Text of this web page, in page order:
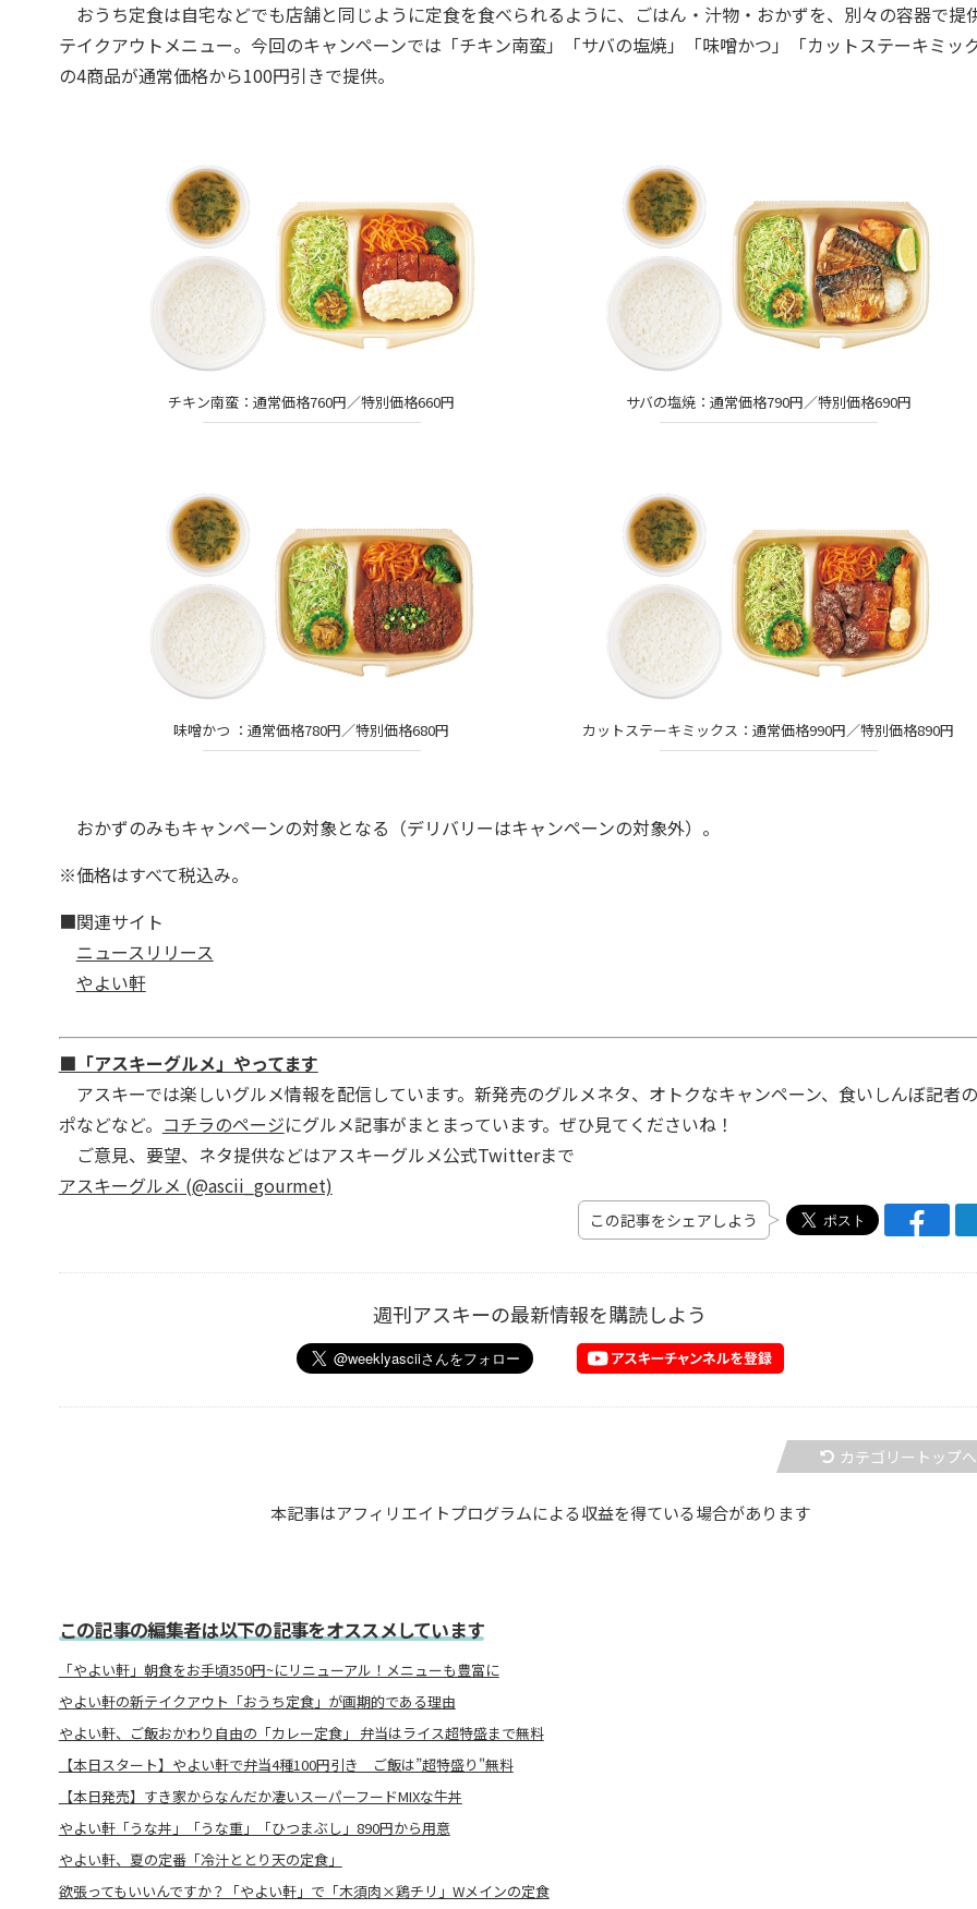
おうち定食は自宅などでも店舗と同じように定食を食べられるように、ごはん・汁物・おかずを、別々の容器で提
テイクアウトメニュー。今回のキャンペーンでは「チキン南蛮」「サバの塩焼」「味噌かつ」「カットステーキミッ
の4商品が通常価格から100円引きで提供。
チキン南蛮：通常価格760円／特別価格660円 サバの塩焼：通常価格790円／特別価格690円
味噌かつ ：通常価格780円／特別価格680円 カットステーキミックス：通常価格990円／特別価格890円
おかずのみもキャンペーンの対象となる（デリバリーはキャンペーンの対象外）。
※価格はすべて税込み。
■関連サイト
ニュースリリース
やよい軒
■「アスキーグルメ」やってます
アスキーでは楽しいグルメ情報を配信しています。新発売のグルメネタ、オトクなキャンペーン、食いしんぼ記者
ポなどなど。 コチラのページにグルメ記事がまとまっています。ぜひ見てくださいね！
ご意見、要望、ネタ提供などはアスキーグルメ公式Twitterまで
アスキーグルメ (@ascii_gourmet)
この記事をシェアしよう
週刊アスキーの最新情報を購読しよう
カテゴリートップへ
本記事はアフィリエイトプログラムによる収益を得ている場合があります
この記事の編集者は以下の記事をオススメしています
「やよい軒」朝食をお手頃350円~にリニューアル！メニューも豊富に
やよい軒の新テイクアウト「おうち定食」が画期的である理由
やよい軒、ご飯おかわり自由の「カレー定食」 弁当はライス超特盛まで無料
【本日スタート】やよい軒で弁当4種100円引き ご飯は”超特盛り"無料
【本日発売】すき家からなんだか凄いスーパーフードMIXな牛丼
やよい軒「うな丼」「うな重」「ひつまぶし」890円から用意
やよい軒、夏の定番「冷汁ととり天の定食」
欲張ってもいいんですか？「やよい軒」で「木須肉×鶏チリ」Wメインの定食